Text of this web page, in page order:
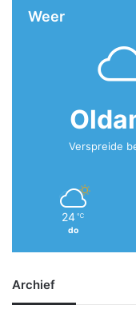
Weer
Verspreide
24 ℃
do
Archief